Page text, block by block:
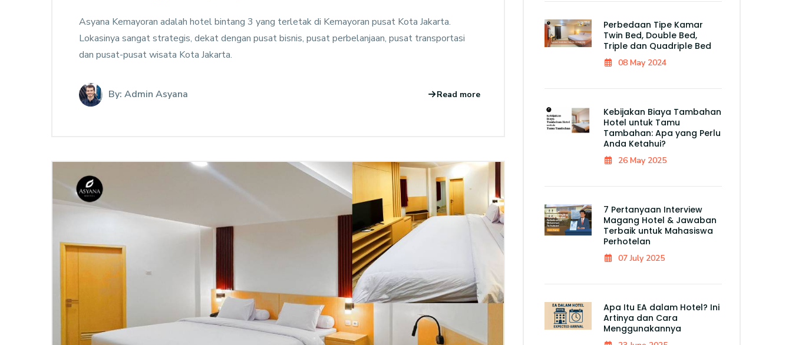
Asyana Kemayoran adalah hotel bintang 3 yang terletak di Kemayoran pusat Kota Jakarta.
Lokasinya sangat strategis, dekat dengan pusat bisnis, pusat perbelanjaan, pusat transportasi
dan pusat-pusat wisata Kota Jakarta.
By: Admin Asyana Read more
Perbedaan Tipe Kamar
Twin Bed, Double Bed,
Triple dan Quadriple Bed
08 May 2024
Kebijakan Biaya Tambahan
Hotel untuk Tamu
Tambahan: Apa yang Perlu
Anda Ketahui?
26 May 2025
7 Pertanyaan Interview
Magang Hotel & Jawaban
Terbaik untuk Mahasiswa
Perhotelan
07 July 2025
Apa Itu EA dalam Hotel? Ini
Artinya dan Cara
Menggunakannya